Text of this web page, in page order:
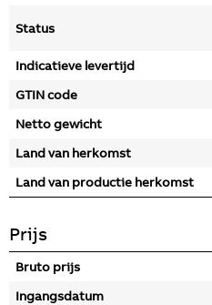
Status
Indicatieve levertijd
GTIN code
Netto gewicht
Land van herkomst
Land van productie herkomst
Prijs
Bruto prijs
Ingangsdatum